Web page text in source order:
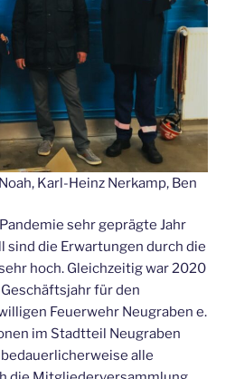
Karl-Heinz Nerkamp, Ben
sehr geprägte Jahr
sind die Erwartungen durch die
hoch. Gleichzeitig war 2020
für den
Feuerwehr Neugraben e.
im Stadtteil Neugraben
alle